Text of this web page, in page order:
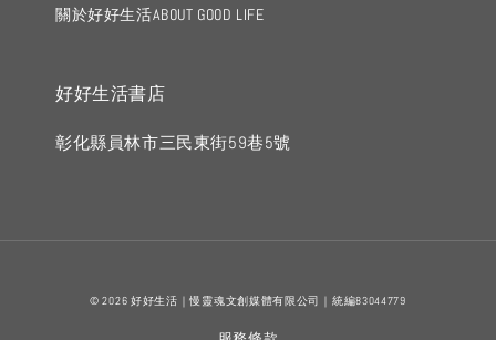
關於好好生活ABOUT GOOD LIFE
好好生活書店
彰化縣員林市三民東街59巷5號
© 2026 好好生活｜慢靈魂文創媒體有限公司｜統編83044779